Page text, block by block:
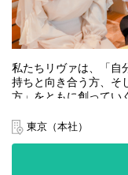
【当日の内容（約2.5
❚ ワークショップ：
人生で大事にしてい
ります。
❚ 会社説明：
リヴァのビジョンや取
します。
人事や現場メンバーが
です。
❚ クロージング・ご案
今後の早期選考や「
私たちリヴァは、「自
持ちと向き合う方、そ
方」をともに創ってい
社会課題の解決に向け
たい事が明確に決まっ
東京（本社）